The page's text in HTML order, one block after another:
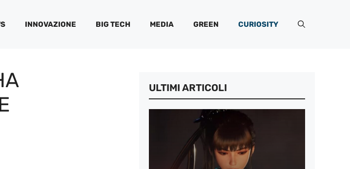
INNOVAZIONE BIG TECH MEDIA GREEN CURIOSITY
ULTIMI ARTICOLI